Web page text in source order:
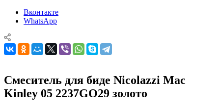
Вконтакте
WhatsApp
Смеситель для биде Nicolazzi Mac
Kinley 05 2237GO29 золото